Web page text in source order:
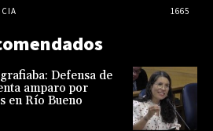
1665
Defensa de
amparo por
en Río Bueno